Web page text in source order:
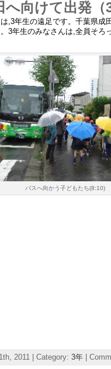
へ向けて出発（
,3年生の遠足です。千葉県成
3年生のみなさんは,全員そろ
バスへ向かう子どもたち(8:10)
2011 | Category: 3年|